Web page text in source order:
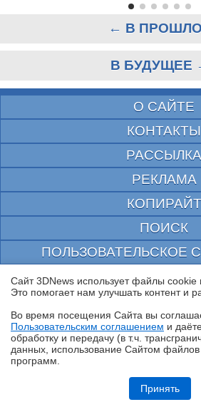
Обзор ноутбука HONOR MagicBook 16
← В
В БУДУЩЕЕ
О САЙТЕ
КОНТАКТЫ
РАССЫЛКА
РЕКЛАМА
КОПИРАЙТ
ПОИСК
ПОЛЬЗОВАТЕЛЬСКОЕ
© 1997—2026 Электронное периодическое
выдано Федеральной Службой по надзору за
массовых коммуникаций и охране
При цитировании документа ссылка на сайт с
заимствование документа
российского и международного законодательства
Сайт 3DNews использует файлы cookie
Это помогает нам улучшать контент и
Во время посещения Cайта вы
Пользовательским соглашением и
обработку и передачу (в т.ч.
данных, использование Cайтом
программ.
Принять